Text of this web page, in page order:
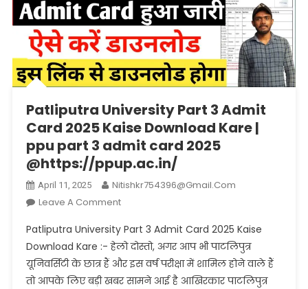
Patliputra University Part 3 Admit
Card 2025 Kaise Download Kare |
ppu part 3 admit card 2025
@https://ppup.ac.in/
April 11, 2025
Nitishkr754396@gmail.com
Leave A CommentOn
University
Part
3
Admit
Patliputra University Part 3 Admit Card 2025 Kaise
Download Kare :- हेलो दोस्तो, अगर आप भी पाटलिपुत्र
यूनिवर्सिटी के छात्र हैं और इस वर्ष परीक्षा में शामिल होने वाले हैं
तो आपके लिए बड़ी खबर सामने आई है आखिरकार पाटलिपुत्र